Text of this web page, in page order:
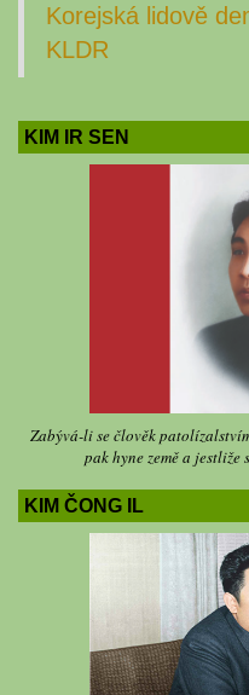
Korejská lidově
KLDR
KIM IR SEN
Zabývá-li se člověk
pak hyne země a
KIM ČONG IL